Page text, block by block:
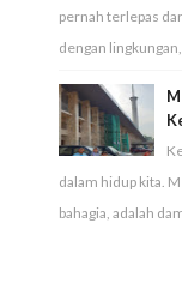
pernah terlepas
dengan
dalam hidup kita.
bahagia, adalah